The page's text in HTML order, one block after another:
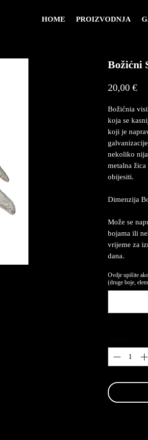
HOME PROIZVODNJA
Božićni
20,00 €
Božićnia
koja se
koji je
nekoliko
metalna
obijesiti.
Dimenzija
Može se
bojama ili
vrijeme za
dana.
Ovdje upišite
(druge boje,